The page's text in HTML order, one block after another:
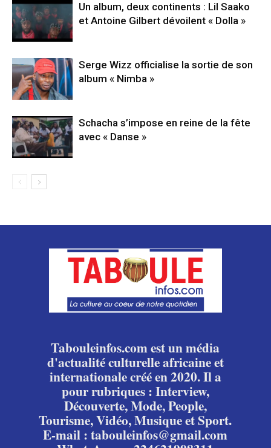
Un album, deux continents : Lil Saako
et Antoine Gilbert dévoilent « Dolla »
Serge Wizz officialise la sortie de son
album « Nimba »
Schacha s’impose en reine de la fête
avec « Danse »
Tabouleinfos.com est un média
d'actualité culturelle africaine et
internationale créé en 2020. Il a
pour rubriques : Interview,
Découverte, Mode, People,
Tourisme, Vidéo, Musique et Sport.
E-mail : tabouleinfos@gmail.com